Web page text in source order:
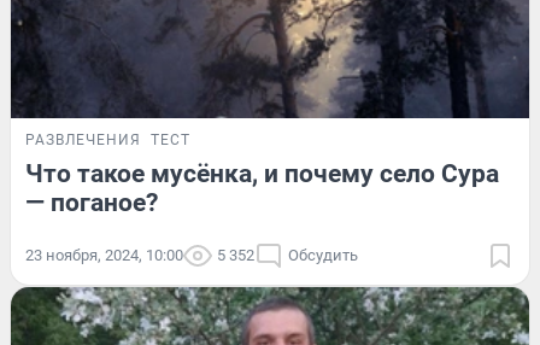
РАЗВЛЕЧЕНИЯ ТЕСТ
Что такое мусёнка, и почему село Сура
— поганое?
23 ноября, 2024, 10:00 5 352 Обсудить